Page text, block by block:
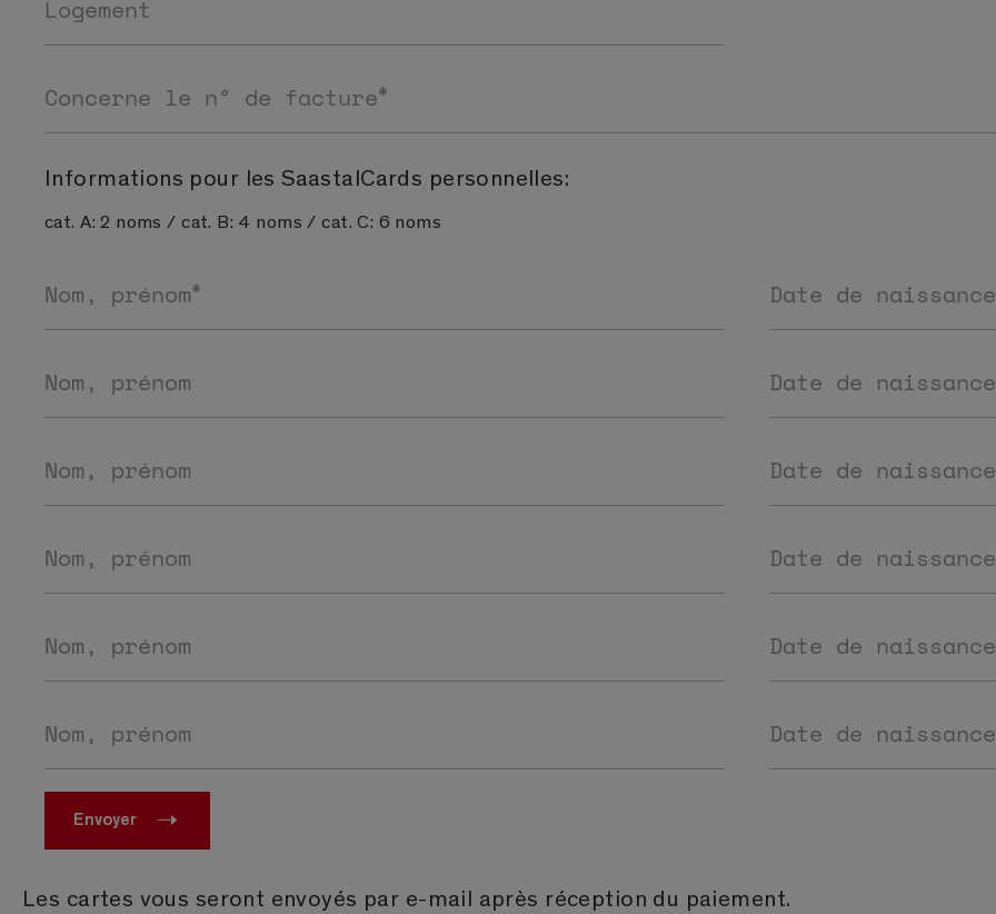
Logement
Concerne le n° de facture*
Informations pour les SaastalCards personnelles:
cat. A: 2 noms / cat. B: 4 noms / cat. C: 6 noms
Nom, prénom* Date de naissance
Nom, prénom Date de naissance
Nom, prénom Date de naissance
Nom, prénom Date de naissance
Nom, prénom Date de naissance
Nom, prénom Date de naissance
Envoyer
Les cartes vous seront envoyés par e-mail après réception du paiement.